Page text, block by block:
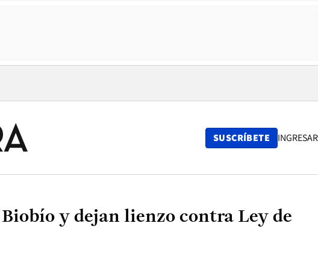
window
SUSCRÍBETE INGRESAR
y dejan lienzo contra Ley de